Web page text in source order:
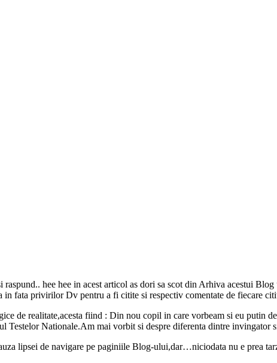
hee hee in acest articol as dori sa scot din Arhiva acestui
fata privirilor Dv pentru a fi citite si respectiv comentate de fiecare
de realitate,acesta fiind : Din nou copil in care vorbeam si eu putin
Testelor Nationale.Am mai vorbit si despre diferenta dintre invingator
lipsei de navigare pe paginiile Blog-ului,dar…niciodata nu e prea